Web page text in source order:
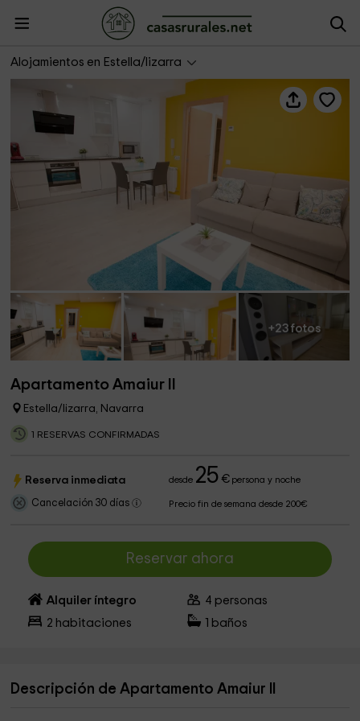
Alojamientos en Estella/lizarra
Apartamento Amaiur II
+23 fotos
Apartamento Amaiur II
Estella/lizarra, Navarra
1 RESERVAS CONFIRMADAS
Reserva inmediata desde 25 €persona y noche
Cancelación 30 días Precio fin de semana desde 200€
Reservar ahora
Alquiler íntegro 4 personas
2 habitaciones baños
Descripción de Apartamento Amaiur II